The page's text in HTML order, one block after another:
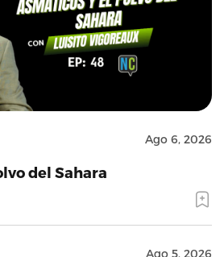
Ago 6, 2026
del Sahara
Ago 5, 2026